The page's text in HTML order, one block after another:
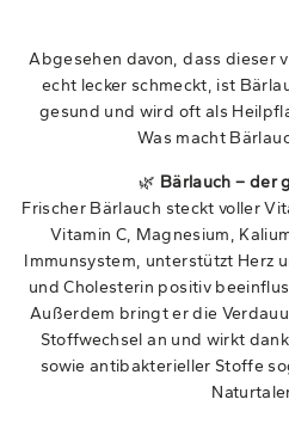
Abgesehen davon, dass dieser
echt lecker schmeckt, ist
gesund und wird oft als
Was macht
🌿 Bärlauch – der
Frischer Bärlauch steckt voller
Vitamin C, Magnesium,
Immunsystem, unterstützt Herz
und Cholesterin positiv
Außerdem bringt er die
Stoffwechsel an und wirkt
sowie antibakterieller Stoffe